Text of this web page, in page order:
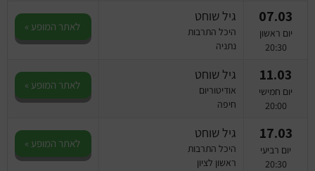
07.03
יום ראשון
20:30
גיל שוחט
היכל התרבות
נתניה
לאתר המופע »
11.03
יום חמישי
20:00
גיל שוחט
אודיטוריום
חיפה
לאתר המופע »
17.03
יום רביעי
20:30
גיל שוחט
היכל התרבות
ראשון לציון
לאתר המופע »